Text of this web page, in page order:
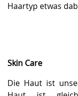
Haartyp etwas
Skin Care
Die Haut ist